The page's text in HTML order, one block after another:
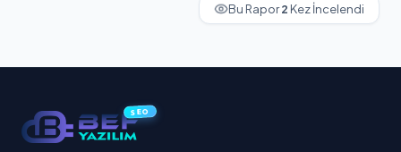
Bu Rapor2 Kez İncelendi
SEO